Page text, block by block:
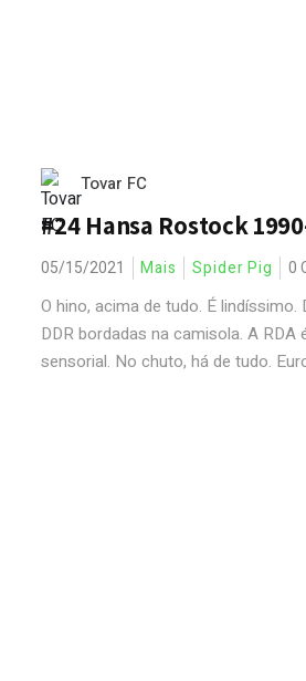
Tovar FC
#24 Hansa Rostock
05/15/2021 Mais Spider Pig 0
O hino, acima de tudo. É lindíssimo.
DDR bordadas na camisola. A RDA
sensorial. No chuto, há de tudo.